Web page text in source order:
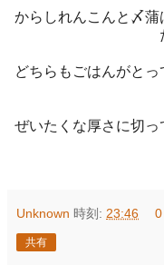
からしれんこんと〆
どちらもごはんがと
ぜいたくな厚さに切っ
Unknown 時刻: 23:46
共有